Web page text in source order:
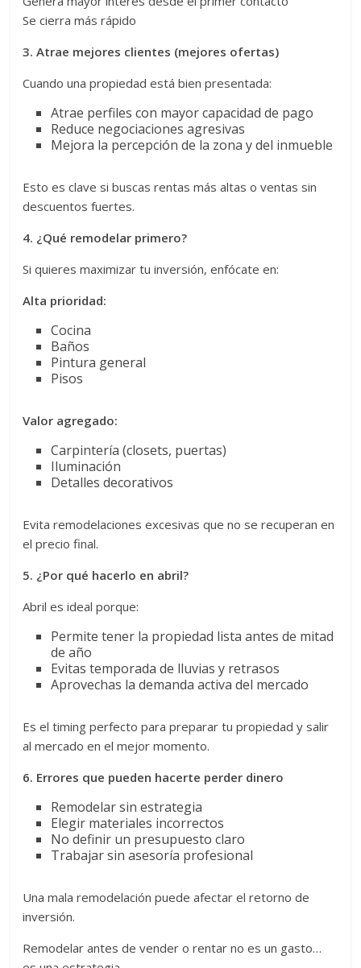
Se cierra más rápido
3. Atrae mejores clientes (mejores ofertas)
Cuando una propiedad está bien presentada:
Atrae perfiles con mayor capacidad de pago
Reduce negociaciones agresivas
Mejora la percepción de la zona y del inmueble
Esto es clave si buscas rentas más altas o ventas sin
descuentos fuertes.
4. ¿Qué remodelar primero?
Si quieres maximizar tu inversión, enfócate en:
Alta prioridad:
Cocina
Baños
Pintura general
Pisos
Valor agregado:
Carpintería (closets, puertas)
Iluminación
Detalles decorativos
Evita remodelaciones excesivas que no se recuperan en
el precio final.
5. ¿Por qué hacerlo en abril?
Abril es ideal porque:
Permite tener la propiedad lista antes de mitad
de año
Evitas temporada de lluvias y retrasos
Aprovechas la demanda activa del mercado
Es el timing perfecto para preparar tu propiedad y salir
al mercado en el mejor momento.
6. Errores que pueden hacerte perder dinero
Remodelar sin estrategia
Elegir materiales incorrectos
No definir un presupuesto claro
Trabajar sin asesoría profesional
Una mala remodelación puede afectar el retorno de
inversión.
Remodelar antes de vender o rentar no es un gasto…